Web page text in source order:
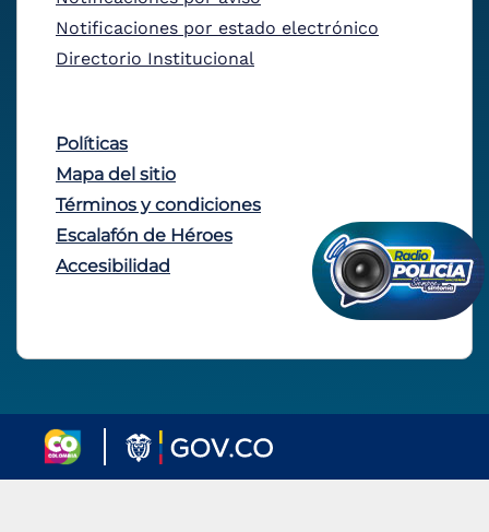
Notificaciones por estado electrónico
Directorio Institucional
Políticas
Mapa del sitio
Términos y condiciones
Escalafón de Héroes
Accesibilidad